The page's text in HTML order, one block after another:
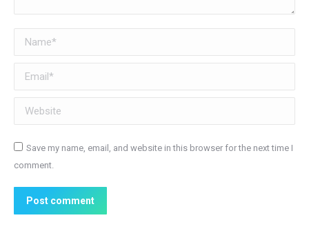
Name *
Email *
Website
Save my name, email, and website in this browser for the next time I
comment.
Post comment